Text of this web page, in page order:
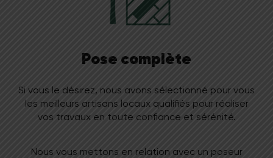
Pose complète
Si vous le désirez, nous avons sélectionné pour vous
les meilleurs artisans locaux qualifiés pour réaliser
vos travaux en toute confiance et sérénité.
Nous vous mettons en relation avec un poseur